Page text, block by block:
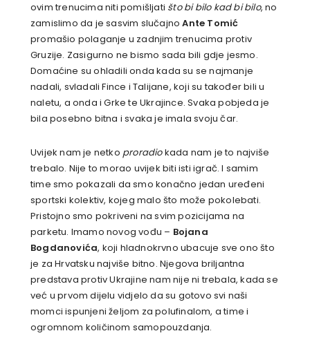
ovim trenucima niti pomišljati što bi bilo kad bi bilo, no
zamislimo da je sasvim slučajnoAnte Tomić
promašio polaganje u zadnjim trenucima protiv
Gruzije. Zasigurno ne bismo sada bili gdje jesmo.
Domaćine su ohladili onda kada su se najmanje
nadali, svladali Fince i Talijane, koji su također bili u
naletu, a onda i Grke te Ukrajince. Svaka pobjeda je
bila posebno bitna i svaka je imala svoju čar.
Uvijek nam je netko proradiokada nam je to najviše
trebalo. Nije to morao uvijek biti isti igrač. I samim
time smo pokazali da smo konačno jedan uređeni
sportski kolektiv, kojeg malo što može pokolebati.
Pristojno smo pokriveni na svim pozicijama na
parketu. Imamo novog vođu – Bojana
Bogdanovića, koji hladnokrvno ubacuje sve ono što
je za Hrvatsku najviše bitno. Njegova briljantna
predstava protiv Ukrajine nam nije ni trebala, kada se
već u prvom dijelu vidjelo da su gotovo svi naši
momci ispunjeni željom za polufinalom, a time i
ogromnom količinom samopouzdanja.